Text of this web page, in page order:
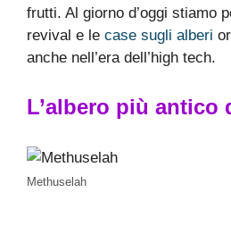
frutti. Al giorno d’oggi stiamo
revival e le case sugli alberi
anche nell’era dell’high tech.
L’albero più antico
Methuselah